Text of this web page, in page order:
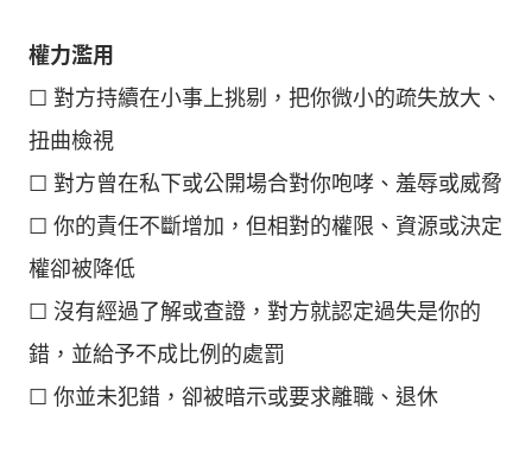
權力濫用
☐ 對方持續在小事上挑剔，把你微小的疏失放大、
扭曲檢視
☐ 對方曾在私下或公開場合對你咆哮、羞辱或威脅
☐ 你的責任不斷增加，但相對的權限、資源或決定
權卻被降低
☐ 沒有經過了解或查證，對方就認定過失是你的
錯，並給予不成比例的處罰
☐ 你並未犯錯，卻被暗示或要求離職、退休